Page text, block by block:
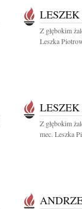
Z głębokim
Leszka
Z głębokim
mec. Leszka